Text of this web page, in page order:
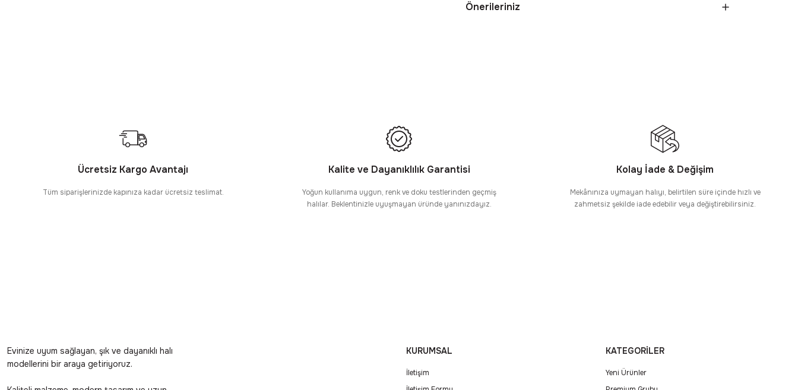
Önerileriniz
Ücretsiz Kargo Avantajı
Tüm siparişlerinizde kapınıza kadar ücretsiz teslimat.
Kalite ve Dayanıklılık Garantisi
Yoğun kullanıma uygun, renk ve doku testlerinden geçmiş
halılar. Beklentinizle uyuşmayan üründe yanınızdayız.
Kolay İade & Değişim
Mekânınıza uymayan halıyı, belirtilen süre içinde hızlı ve
zahmetsiz şekilde iade edebilir veya değiştirebilirsiniz.
Evinize uyum sağlayan, şık ve dayanıklı halı
modellerini bir araya getiriyoruz.
KURUMSAL
İletişim
KATEGORİLER
Yeni Ürünler